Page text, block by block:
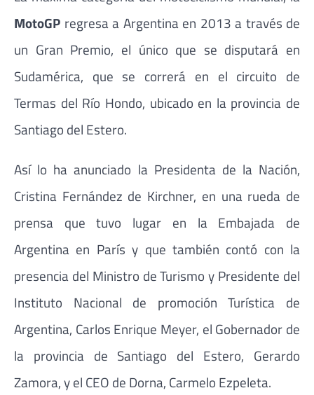
MotoGP regresa a Argentina en 2013 a través de
un Gran Premio, el único que se disputará en
Sudamérica, que se correrá en el circuito de
Termas del Río Hondo, ubicado en la provincia de
Santiago del Estero.
Así lo ha anunciado la Presidenta de la Nación,
Cristina Fernández de Kirchner, en una rueda de
prensa que tuvo lugar en la Embajada de
Argentina en París y que también contó con la
presencia del Ministro de Turismo y Presidente del
Instituto Nacional de promoción Turística de
Argentina, Carlos Enrique Meyer, el Gobernador de
la provincia de Santiago del Estero, Gerardo
Zamora, y el CEO de Dorna, Carmelo Ezpeleta.